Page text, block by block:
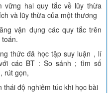
vững hai quy tắc về lũy thừa
và lũy thừa của một thương
vận dụng các quy tắc trên
thức đã học tập suy luận , lí
các BT : So sánh ; tìm số
rút gọn,
thái độ nghiêm túc khi học bài